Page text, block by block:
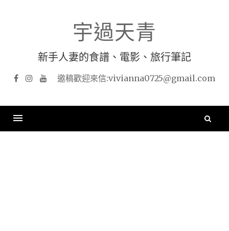
宇過天青
新手人妻的食譜、電影、旅行筆記
FacebookInstagramYouTube